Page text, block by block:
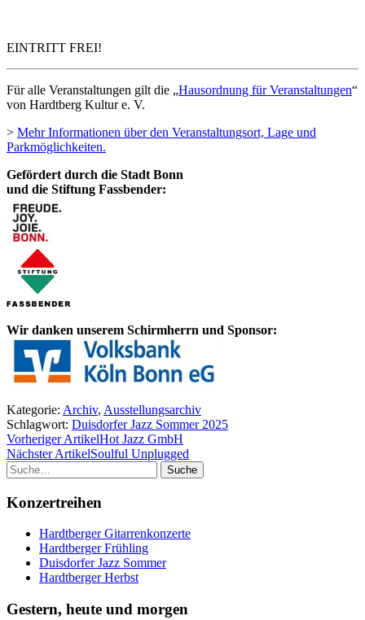
EINTRITT FREI!
Für alle Veranstaltungen gilt die „Hausordnung für Veranstaltungen“
von Hardtberg Kultur e. V.
> Mehr Informationen über den Veranstaltungsort, Lage und
Parkmöglichkeiten.
Gefördert durch die Stadt Bonn
und die Stiftung Fassbender:
Wir danken unserem Schirmherrn und Sponsor:
Kategorie: Archiv, Ausstellungsarchiv
Schlagwort: Duisdorfer Jazz Sommer 2025
Vorheriger ArtikelHot Jazz GmbH
Nächster ArtikelSoulful Unplugged
Suche
Konzertreihen
Hardtberger Gitarrenkonzerte
Hardtberger Frühling
Duisdorfer Jazz Sommer
Hardtberger Herbst
Gestern, heute und morgen